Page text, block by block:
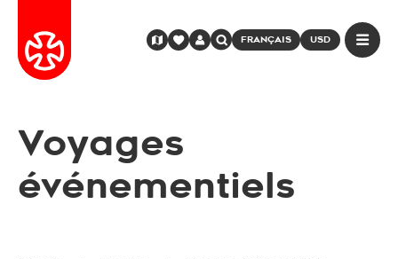
FRANÇAIS USD
Voyages
événementiels